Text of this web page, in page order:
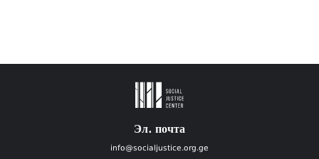
Эл. почта
info@socialjustice.org.ge